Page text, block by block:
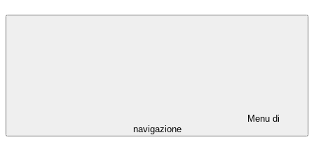
Menu di
navigazione